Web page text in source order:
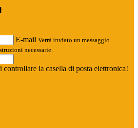
E-mail Verrà inviato un messaggio
necessarie.
la casella di posta elettronica!